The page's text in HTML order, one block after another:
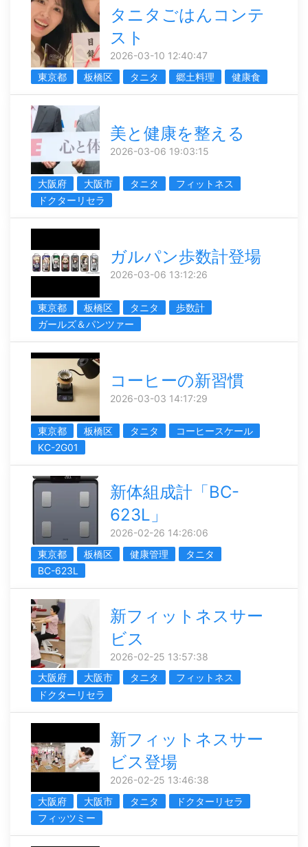
タニタごはんコンテ
スト
2026-03-10 12:40:47
東京都
板橋区 タニタ 郷土料理 健康食
美と健康を整える
2026-03-06 19:03:15
大阪府 大阪市 タニタ
フィットネス
ドクターリセラ
ガルパン歩数計登場
2026-03-06 13:12:26
東京都 板橋区 タニタ
歩数計
ガールズ＆パンツァー
コーヒーの新習慣
2026-03-03 14:17:29
東京都 板橋区 タニタ
コーヒースケール
KC-2G01
新体組成計「BC-
623L」
2026-02-26 14:26:06
東京都
板橋区 健康管理
タニタ
BC-623L
新フィットネスサー
ビス
2026-02-25 13:57:38
大阪府
大阪市 タニタ
フィットネス
ドクターリセラ
新フィットネスサー
ビス登場
2026-02-25 13:46:38
大阪府
大阪市 タニタ
ドクターリセラ
フィッツミー